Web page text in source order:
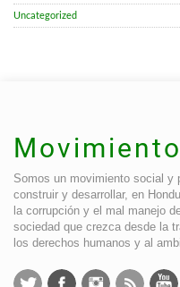
Uncategorized
Somos un movimiento social y
construir y desarrollar, en
la corrupción y el mal manejo
sociedad que crezca desde la
los derechos humanos y al